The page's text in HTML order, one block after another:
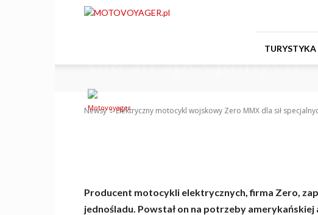
Motovoyager
TURYSTYKA
Newsy Elektryczny motocykl wojskowy Zero MMX dla sił
Elektryczny
dla sił specjalnych
Producent motocykli elektrycznych, firma Zero,
jednośladu. Powstał on na potrzeby